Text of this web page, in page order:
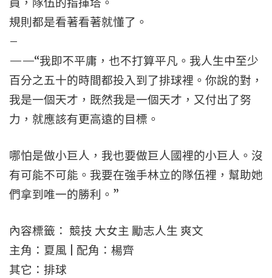
規則都是看著看著就懂了。
–
——“我即不平庸，也不打算平凡。我人生中至少
百分之五十的時間都投入到了排球裡。你說的對，
我是一個天才，既然我是一個天才，又付出了努
力，就應該有更高遠的目標。
哪怕是做小巨人，我也要做巨人國裡的小巨人。沒
有可能不可能。我要在強手林立的隊伍裡，幫助她
們拿到唯一的勝利。”
內容標籤： 競技 大女主 勵志人生 爽文
主角：夏風 | 配角：楊齊
其它：排球